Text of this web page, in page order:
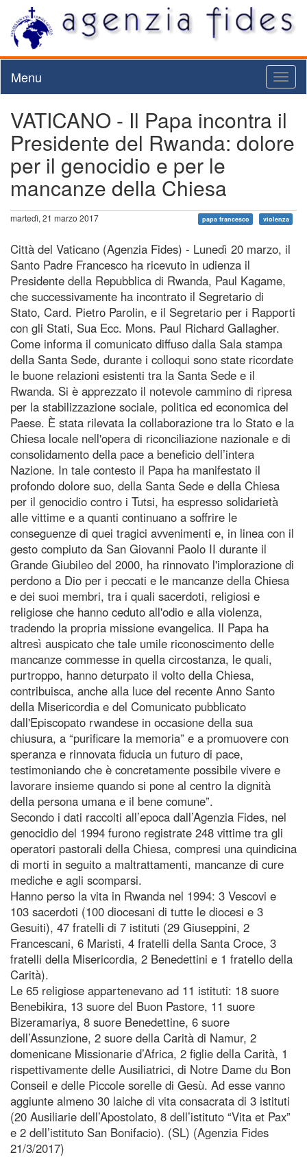
Menu
VATICANO - Il Papa incontra il
Presidente del Rwanda: dolore
per il genocidio e per le
mancanze della Chiesa
martedì, 21 marzo 2017 papa francesco violenza
Città del Vaticano (Agenzia Fides) - Lunedì 20 marzo, il
Santo Padre Francesco ha ricevuto in udienza il
Presidente della Repubblica di Rwanda, Paul Kagame,
che successivamente ha incontrato il Segretario di
Stato, Card. Pietro Parolin, e il Segretario per i Rapporti
con gli Stati, Sua Ecc. Mons. Paul Richard Gallagher.
Come informa il comunicato diffuso dalla Sala stampa
della Santa Sede, durante i colloqui sono state ricordate
le buone relazioni esistenti tra la Santa Sede e il
Rwanda. Si è apprezzato il notevole cammino di ripresa
per la stabilizzazione sociale, politica ed economica del
Paese. È stata rilevata la collaborazione tra lo Stato e la
Chiesa locale nell'opera di riconciliazione nazionale e di
consolidamento della pace a beneficio dell’intera
Nazione. In tale contesto il Papa ha manifestato il
profondo dolore suo, della Santa Sede e della Chiesa
per il genocidio contro i Tutsi, ha espresso solidarietà
alle vittime e a quanti continuano a soffrire le
conseguenze di quei tragici avvenimenti e, in linea con il
gesto compiuto da San Giovanni Paolo II durante il
Grande Giubileo del 2000, ha rinnovato l'implorazione di
perdono a Dio per i peccati e le mancanze della Chiesa
e dei suoi membri, tra i quali sacerdoti, religiosi e
religiose che hanno ceduto all'odio e alla violenza,
tradendo la propria missione evangelica. Il Papa ha
altresì auspicato che tale umile riconoscimento delle
mancanze commesse in quella circostanza, le quali,
purtroppo, hanno deturpato il volto della Chiesa,
contribuisca, anche alla luce del recente Anno Santo
della Misericordia e del Comunicato pubblicato
dall'Episcopato rwandese in occasione della sua
chiusura, a “purificare la memoria” e a promuovere con
speranza e rinnovata fiducia un futuro di pace,
testimoniando che è concretamente possibile vivere e
lavorare insieme quando si pone al centro la dignità
della persona umana e il bene comune”.
Secondo i dati raccolti all’epoca dall’Agenzia Fides, nel
genocidio del 1994 furono registrate 248 vittime tra gli
operatori pastorali della Chiesa, compresi una quindicina
di morti in seguito a maltrattamenti, mancanze di cure
mediche e agli scomparsi.
Hanno perso la vita in Rwanda nel 1994: 3 Vescovi e
103 sacerdoti (100 diocesani di tutte le diocesi e 3
Gesuiti), 47 fratelli di 7 istituti (29 Giuseppini, 2
Francescani, 6 Maristi, 4 fratelli della Santa Croce, 3
fratelli della Misericordia, 2 Benedettini e 1 fratello della
Carità).
Le 65 religiose appartenevano ad 11 istituti: 18 suore
Benebikira, 13 suore del Buon Pastore, 11 suore
Bizeramariya, 8 suore Benedettine, 6 suore
dell’Assunzione, 2 suore della Carità di Namur, 2
domenicane Missionarie d’Africa, 2 figlie della Carità, 1
rispettivamente delle Ausiliatrici, di Notre Dame du Bon
Conseil e delle Piccole sorelle di Gesù. Ad esse vanno
aggiunte almeno 30 laiche di vita consacrata di 3 istituti
(20 Ausiliarie dell’Apostolato, 8 dell’istituto “Vita et Pax”
e 2 dell’istituto San Bonifacio). (SL) (Agenzia Fides
21/3/2017)